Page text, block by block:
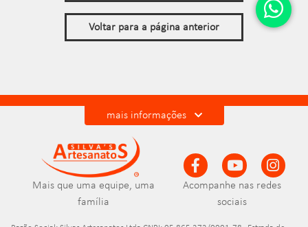
Voltar para a página anterior
mais informações
Mais que uma equipe, uma
família
Acompanhe nas redes
sociais